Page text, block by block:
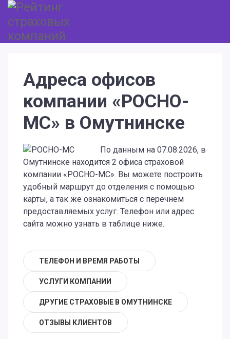
Адреса офисов
компании «РОСНО-
МС» в Омутнинске
По данным на 07.08.2026, в
Омутнинске находится 2 офиса страховой
компании «РОСНО-МС». Вы можете построить
удобный маршрут до отделения с помощью
карты, а так же ознакомиться с перечнем
предоставляемых услуг. Телефон или адрес
сайта можно узнать в таблице ниже.
ТЕЛЕФОН И ВРЕМЯ РАБОТЫ
УСЛУГИ КОМПАНИИ
ДРУГИЕ СТРАХОВЫЕ В ОМУТНИНСКЕ
ОТЗЫВЫ КЛИЕНТОВ